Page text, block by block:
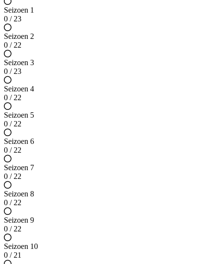
Seizoen 1
0 / 23
Seizoen 2
0 / 22
Seizoen 3
0 / 23
Seizoen 4
0 / 22
Seizoen 5
0 / 22
Seizoen 6
0 / 22
Seizoen 7
0 / 22
Seizoen 8
0 / 22
Seizoen 9
0 / 22
Seizoen 10
0 / 21